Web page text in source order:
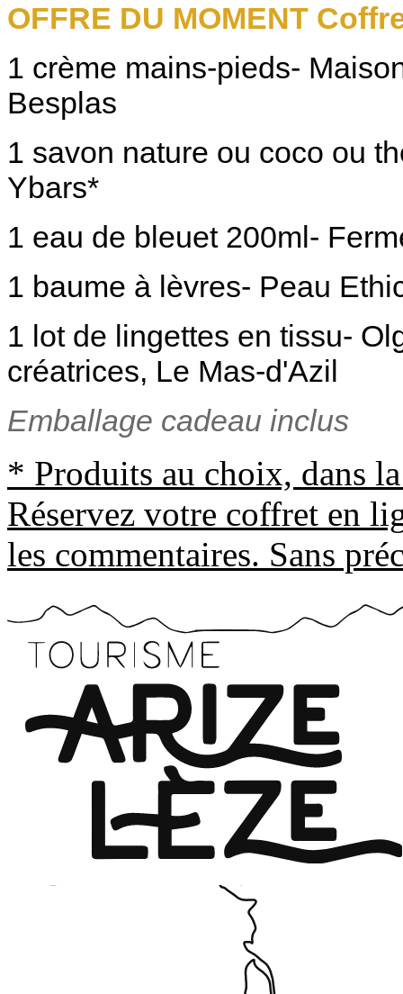
OFFRE DU MOMENT
1 crème mains-pieds-
Besplas
1 savon nature ou coco ou
Ybars*
1 eau de bleuet 200ml-
1 baume à lèvres- Peau
1 lot de lingettes en tissu-
créatrices, Le Mas-d'Azil
Emballage cadeau inclus
* Produits au choix, dans
Réservez votre coffret en
les commentaires. Sans